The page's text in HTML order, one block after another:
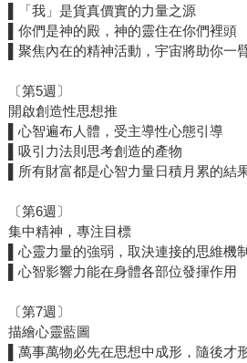
▌「我」是貨真價實的力量之源
▌你們是神的殿，神的靈住在你們裡頭
▌聚焦內在的精神活動，宇宙將助你一
〔第5週〕
開啟創造性思想推
▌心智遍布人體，受主導性心態引導
▌吸引力法則思考創造的產物
▌所有財富都是心智力量日積月累的結
〔第6週〕
集中精神，專注目標
▌心靈力量的強弱，取決連接的思維機制
▌心智影響力能在身體各部位發揮作用
〔第7週〕
描繪心靈藍圖
▌萬事萬物必先在思想中成形，隨後才